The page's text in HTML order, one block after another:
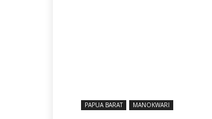
PAPUA BARAT MANOKWARI